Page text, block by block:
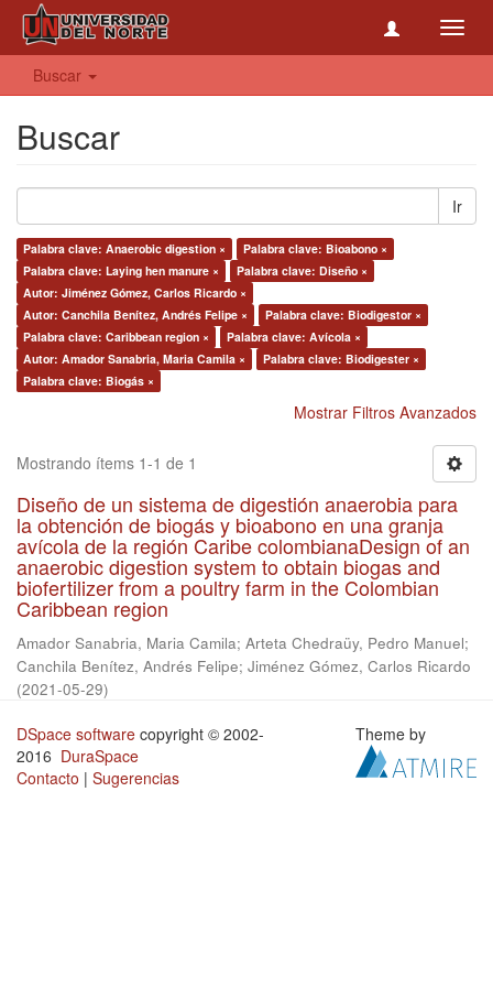
Buscar
Buscar
Ir
Palabra clave: Anaerobic digestion ×
Palabra clave: Bioabono ×
Palabra clave: Laying hen manure ×
Palabra clave: Diseño ×
Autor: Jiménez Gómez, Carlos Ricardo ×
Autor: Canchila Benítez, Andrés Felipe ×
Palabra clave: Biodigestor ×
Palabra clave: Caribbean region ×
Palabra clave: Avícola ×
Autor: Amador Sanabria, Maria Camila ×
Palabra clave: Biodigester ×
Palabra clave: Biogás ×
Mostrar Filtros Avanzados
Mostrando ítems 1-1 de 1
Diseño de un sistema de digestión anaerobia para
la obtención de biogás y bioabono en una granja
avícola de la región Caribe colombianaDesign of an
anaerobic digestion system to obtain biogas and
biofertilizer from a poultry farm in the Colombian
Caribbean region
Amador Sanabria, Maria Camila; Arteta Chedraüy, Pedro Manuel;
Canchila Benítez, Andrés Felipe; Jiménez Gómez, Carlos Ricardo
(2021-05-29)
DSpace software copyright © 2002-
2016 DuraSpace
Contacto | Sugerencias
Theme by